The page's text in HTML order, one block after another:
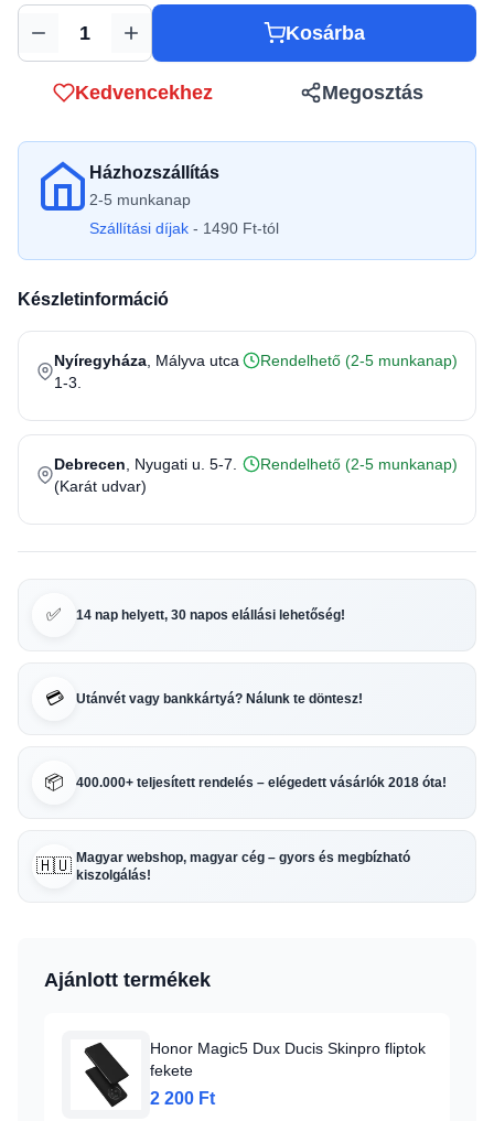
Mennyiség Kosárba
Kedvencekhez Megosztás
Házhozszállítás
2-5 munkanap
Szállítási díjak - 1490 Ft-tól
Készletinformáció
Nyíregyháza , Mályva utca
1-3.
Rendelhető (2-5 munkanap)
Debrecen , Nyugati u. 5-7.
(Karát udvar)
Rendelhető (2-5 munkanap)
✅ 14 nap helyett, 30 napos elállási lehetőség!
💳 Utánvét vagy bankkártyá? Nálunk te döntesz!
📦 400.000+ teljesített rendelés – elégedett vásárlók 2018 óta!
🇭🇺 Magyar webshop, magyar cég – gyors és megbízható
kiszolgálás!
Ajánlott termékek
Honor Magic5 Dux Ducis Skinpro fliptok
fekete
2 200 Ft